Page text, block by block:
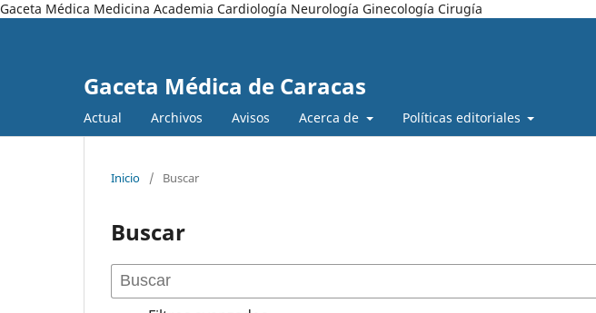
Gaceta Médica Medicina Academia Cardiología Neurología Ginecología Cirugía
Gaceta Médica de Caracas
Actual Archivos Avisos Acerca de Políticas editoriales
Inicio / Buscar
Buscar